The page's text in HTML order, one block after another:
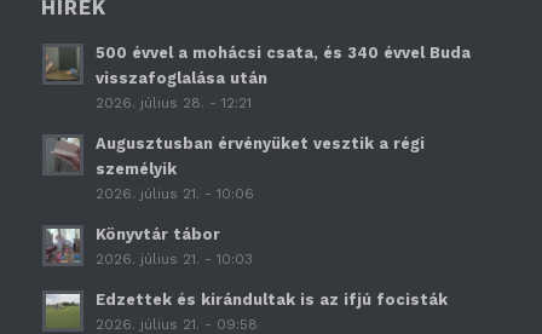
HÍREK
500 évvel a mohácsi csata, és 340 évvel Buda
visszafoglalása után
2026. július 28. - 12:21
Augusztusban érvényüket vesztik a régi
személyik
2026. július 21. - 10:06
Könyvtár tábor
2026. július 21. - 10:03
Edzettek és kirándultak is az ifjú focisták
2026. július 21. - 09:58